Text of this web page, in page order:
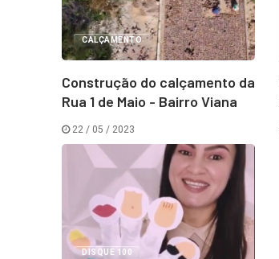
CALÇAMENTO
Construção do calçamento da
Rua 1 de Maio - Bairro Viana
22 / 05 / 2023
DISQUE 100